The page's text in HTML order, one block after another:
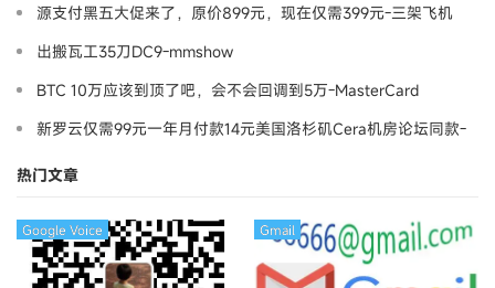
源支付黑五大促来了，原价899元，现在仅需399元-三架飞机
出搬瓦工35刀DC9-mmshow
BTC 10万应该到顶了吧，会不会回调到5万-MasterCard
新罗云仅需99元一年月付款14元美国洛杉矶Cera机房论坛同款-
热门文章
Google Voice Gmail